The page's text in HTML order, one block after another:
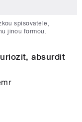
spisovatele,
jinou formou.
absurdit